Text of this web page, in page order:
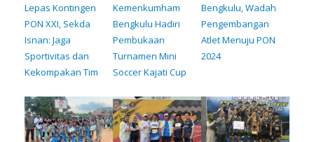
Lepas Kontingen
PON XXI, Sekda
Isnan: Jaga
Sportivitas dan
Kekompakan Tim
Kemenkumham
Bengkulu Hadiri
Pembukaan
Turnamen Mini
Soccer Kajati Cup
Bengkulu, Wadah
Pengembangan
Atlet Menuju PON
2024